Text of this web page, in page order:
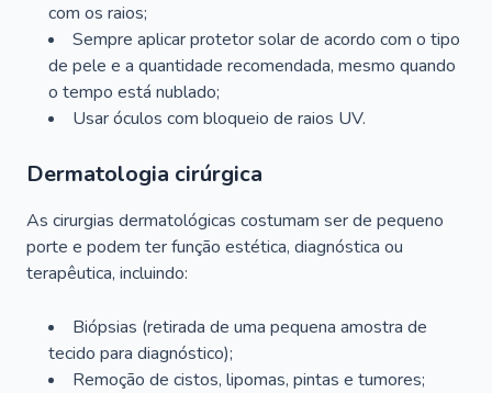
com os raios;
Sempre aplicar protetor solar de acordo com o tipo
de pele e a quantidade recomendada, mesmo quando
o tempo está nublado;
Usar óculos com bloqueio de raios UV.
Dermatologia cirúrgica
As cirurgias dermatológicas costumam ser de pequeno
porte e podem ter função estética, diagnóstica ou
terapêutica, incluindo:
Biópsias (retirada de uma pequena amostra de
tecido para diagnóstico);
Remoção de cistos, lipomas, pintas e tumores;